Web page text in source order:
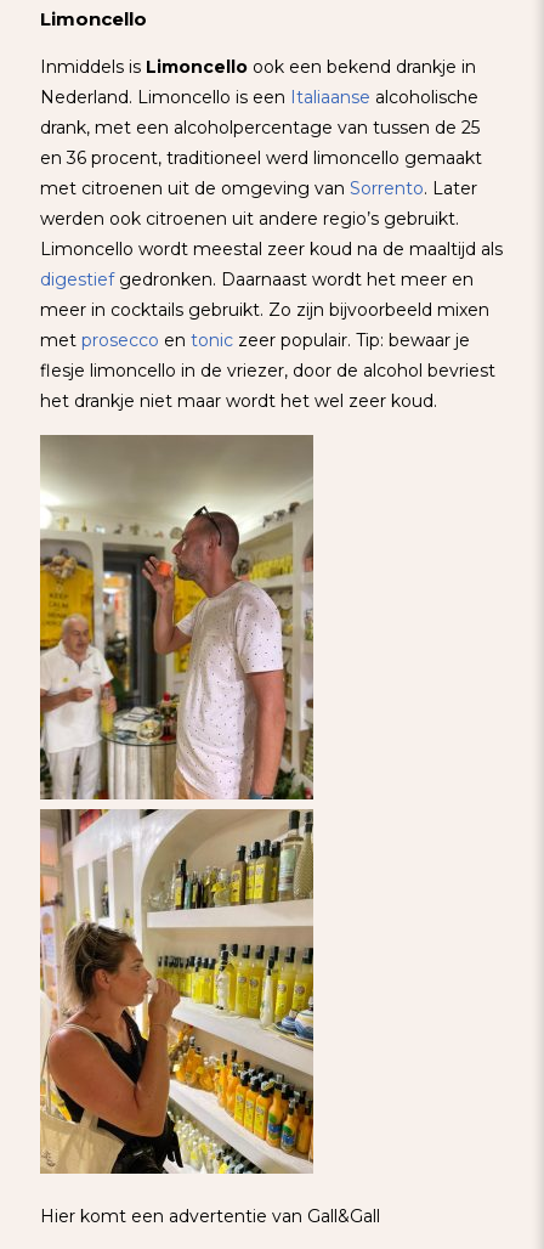
Limoncello
Inmiddels is Limoncello ook een bekend drankje in
Nederland. Limoncello is een Italiaanse alcoholische
drank, met een alcoholpercentage van tussen de 25
en 36 procent, traditioneel werd limoncello gemaakt
met citroenen uit de omgeving van Sorrento. Later
werden ook citroenen uit andere regio’s gebruikt.
Limoncello wordt meestal zeer koud na de maaltijd als
digestiefgedronken. Daarnaast wordt het meer en
meer in cocktails gebruikt. Zo zijn bijvoorbeeld mixen
met prosecco en tonic zeer populair. Tip: bewaar je
flesje limoncello in de vriezer, door de alcohol bevriest
het drankje niet maar wordt het wel zeer koud.
Hier komt een advertentie van Gall&Gall